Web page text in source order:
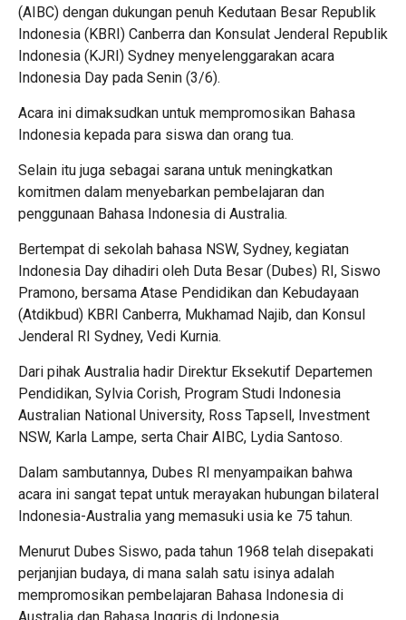
(AIBC) dengan dukungan penuh Kedutaan Besar Republik
Indonesia (KBRI) Canberra dan Konsulat Jenderal Republik
Indonesia (KJRI) Sydney menyelenggarakan acara
Indonesia Day pada Senin (3/6).
Acara ini dimaksudkan untuk mempromosikan Bahasa
Indonesia kepada para siswa dan orang tua.
Selain itu juga sebagai sarana untuk meningkatkan
komitmen dalam menyebarkan pembelajaran dan
penggunaan Bahasa Indonesia di Australia.
Bertempat di sekolah bahasa NSW, Sydney, kegiatan
Indonesia Day dihadiri oleh Duta Besar (Dubes) RI, Siswo
Pramono, bersama Atase Pendidikan dan Kebudayaan
(Atdikbud) KBRI Canberra, Mukhamad Najib, dan Konsul
Jenderal RI Sydney, Vedi Kurnia.
Dari pihak Australia hadir Direktur Eksekutif Departemen
Pendidikan, Sylvia Corish, Program Studi Indonesia
Australian National University, Ross Tapsell, Investment
NSW, Karla Lampe, serta Chair AIBC, Lydia Santoso.
Dalam sambutannya, Dubes RI menyampaikan bahwa
acara ini sangat tepat untuk merayakan hubungan bilateral
Indonesia-Australia yang memasuki usia ke 75 tahun.
Menurut Dubes Siswo, pada tahun 1968 telah disepakati
perjanjian budaya, di mana salah satu isinya adalah
mempromosikan pembelajaran Bahasa Indonesia di
Australia dan Bahasa Inggris di Indonesia.